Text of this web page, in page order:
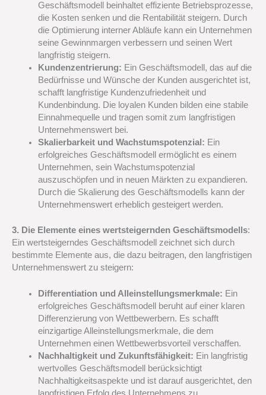
Geschäftsmodell beinhaltet effiziente Betriebsprozesse,
die Kosten senken und die Rentabilität steigern. Durch
die Optimierung interner Abläufe kann ein Unternehmen
seine Gewinnmargen verbessern und seinen Wert
langfristig steigern.
Kundenzentrierung: Ein Geschäftsmodell, das auf die
Bedürfnisse und Wünsche der Kunden ausgerichtet ist,
schafft langfristige Kundenzufriedenheit und
Kundenbindung. Die loyalen Kunden bilden eine stabile
Einnahmequelle und tragen somit zum langfristigen
Unternehmenswert bei.
Skalierbarkeit und Wachstumspotenzial: Ein
erfolgreiches Geschäftsmodell ermöglicht es einem
Unternehmen, sein Wachstumspotenzial
auszuschöpfen und in neuen Märkten zu expandieren.
Durch die Skalierung des Geschäftsmodells kann der
Unternehmenswert erheblich gesteigert werden.
3. Die Elemente eines wertsteigernden Geschäftsmodells:
Ein wertsteigerndes Geschäftsmodell zeichnet sich durch
bestimmte Elemente aus, die dazu beitragen, den langfristigen
Unternehmenswert zu steigern:
Differentiation und Alleinstellungsmerkmale: Ein
erfolgreiches Geschäftsmodell beruht auf einer klaren
Differenzierung von Wettbewerbern. Es schafft
einzigartige Alleinstellungsmerkmale, die dem
Unternehmen einen Wettbewerbsvorteil verschaffen.
Nachhaltigkeit und Zukunftsfähigkeit: Ein langfristig
wertvolles Geschäftsmodell berücksichtigt
Nachhaltigkeitsaspekte und ist darauf ausgerichtet, den